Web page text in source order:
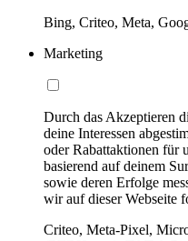
Bing, Criteo, Meta,
Marketing
Durch das Akzeptieren
deine Interessen
oder Rabattaktionen für
basierend auf deinem
sowie deren Erfolge
wir auf dieser Webseite
Criteo, Meta-Pixel,